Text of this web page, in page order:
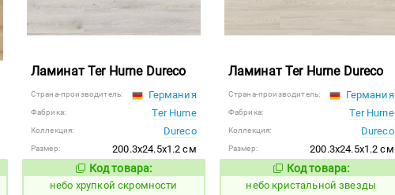
Ламинат Ter Hurne Dureco
Страна-производитель: Германия
Фабрика: Ter Hurne
Коллекция: Dureco
Размер:
200.3x24.5x1.2 см
Код товара:
1123718 Код товара:
небо хрупкой скромности
Ламинат Ter Hurne Dureco
Страна-производитель: Германия
Фабрика: Ter Hurne
Коллекция: Dureco
Размер:
200.3x24.5x1.2 см
Код товара:
1123779Код товара:
небо кристальной звезды